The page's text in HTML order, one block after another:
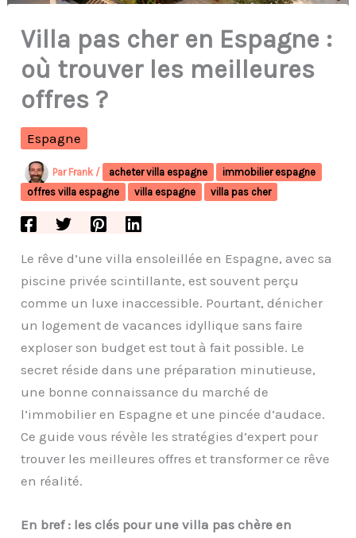
Villa pas cher en Espagne :
où trouver les meilleures
offres ?
Espagne
Par Frank / acheter villa espagne
immobilier espagne
offres villa espagne
villa espagne villa pas cher
Le rêve d’une villa ensoleillée en Espagne, avec sa
piscine privée scintillante, est souvent perçu
comme un luxe inaccessible. Pourtant, dénicher
un logement de vacances idyllique sans faire
exploser son budget est tout à fait possible. Le
secret réside dans une préparation minutieuse,
une bonne connaissance du marché de
l’immobilier en Espagne et une pincée d’audace.
Ce guide vous révèle les stratégies d’expert pour
trouver les meilleures offres et transformer ce rêve
en réalité.
En bref : les clés pour une villa pas chère en